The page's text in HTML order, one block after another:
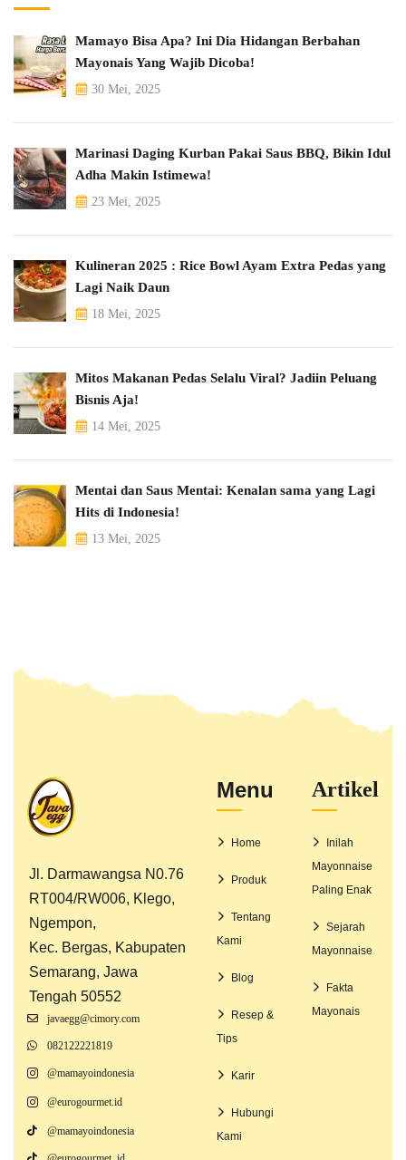
Mamayo Bisa Apa? Ini Dia Hidangan Berbahan
Mayonais Yang Wajib Dicoba!
30 Mei, 2025
Marinasi Daging Kurban Pakai Saus BBQ, Bikin Idul
Adha Makin Istimewa!
23 Mei, 2025
Kulineran 2025 : Rice Bowl Ayam Extra Pedas yang
Lagi Naik Daun
18 Mei, 2025
Mitos Makanan Pedas Selalu Viral? Jadiin Peluang
Bisnis Aja!
14 Mei, 2025
Mentai dan Saus Mentai: Kenalan sama yang Lagi
Hits di Indonesia!
13 Mei, 2025
Jl. Darmawangsa N0.76
RT004/RW006, Klego,
Ngempon,
Kec. Bergas, Kabupaten
Semarang, Jawa
Tengah 50552
javaegg@cimory.com
082122221819
@mamayoindonesia
@eurogourmet.id
@mamayoindonesia
Menu
Home
Produk
Tentang
Kami
Blog
Resep &
Tips
Karir
Hubungi
Kami
Artikel
Inilah
Mayonnaise
Paling Enak
Sejarah
Mayonnaise
Fakta
Mayonais